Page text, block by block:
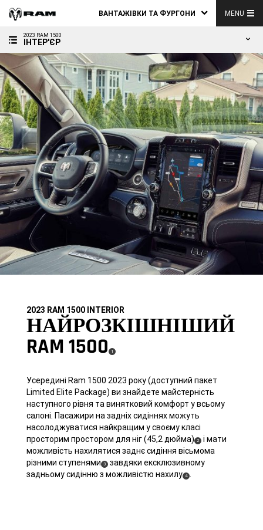
ВАНТАЖІВКИ ТА ФУРГОНИ MENU
2023 RAM 1500
ІНТЕР'ЄР
2023 RAM 1500 INTERIOR
НАЙРОЗКІШНІШИЙ
RAM 1500 (
Disclosure
1 )
Усередині Ram 1500 2023 року (доступний пакет
Limited Elite Package) ви знайдете майстерність
наступного рівня та винятковий комфорт у всьому
салоні. Пасажири на задніх сидіннях можуть
насолоджуватися найкращим у своєму класі
просторим простором для ніг(45,2 дюйма) ( Disclosure
2) і мати
можливість нахилятися заднє сидіння вісьмома
різнимиступенями ( Disclosure
3) завдяки ексклюзивному
задньому сидінню з можливістюнахилу ( Disclosure
4)